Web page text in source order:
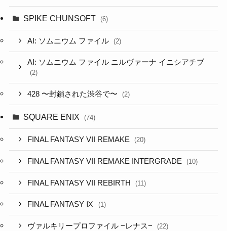
SPIKE CHUNSOFT (6)
AI: ソムニウム ファイル (2)
AI: ソムニウム ファイル ニルヴァーナ イニシアチブ
(2)
428 〜封鎖された渋谷で〜 (2)
SQUARE ENIX (74)
FINAL FANTASY VII REMAKE (20)
FINAL FANTASY VII REMAKE INTERGRADE (10)
FINAL FANTASY VII REBIRTH (11)
FINAL FANTASY Ⅸ (1)
ヴァルキリープロファイル −レナス− (22)